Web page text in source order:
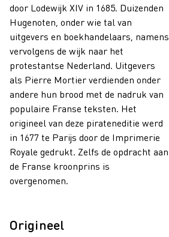
door Lodewijk XIV in 1685. Duizenden
Hugenoten, onder wie tal van
uitgevers en boekhandelaars, namens
vervolgens de wijk naar het
protestantse Nederland. Uitgevers
als Pierre Mortier verdienden onder
andere hun brood met de nadruk van
populaire Franse teksten. Het
origineel van deze pirateneditie werd
in 1677 te Parijs door de Imprimerie
Royale gedrukt. Zelfs de opdracht aan
de Franse kroonprins is
overgenomen.
Origineel